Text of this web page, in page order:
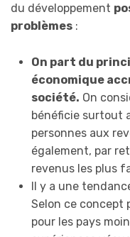
du développement
problèmes :
On part du
économique
société. On
bénéficie surtout
personnes aux
également, par
revenus les plus
Il y a une
Selon ce concept
pour les pays